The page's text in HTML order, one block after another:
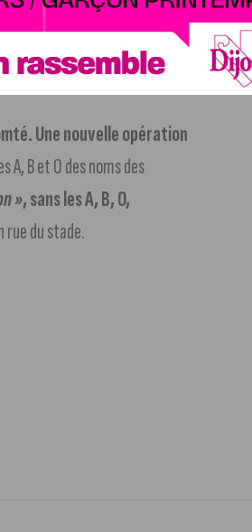
de la République à
dernier sur la rue de
Une nouvelle opération
A, B et O des noms des
», sans les A, B, O,
rue du stade.